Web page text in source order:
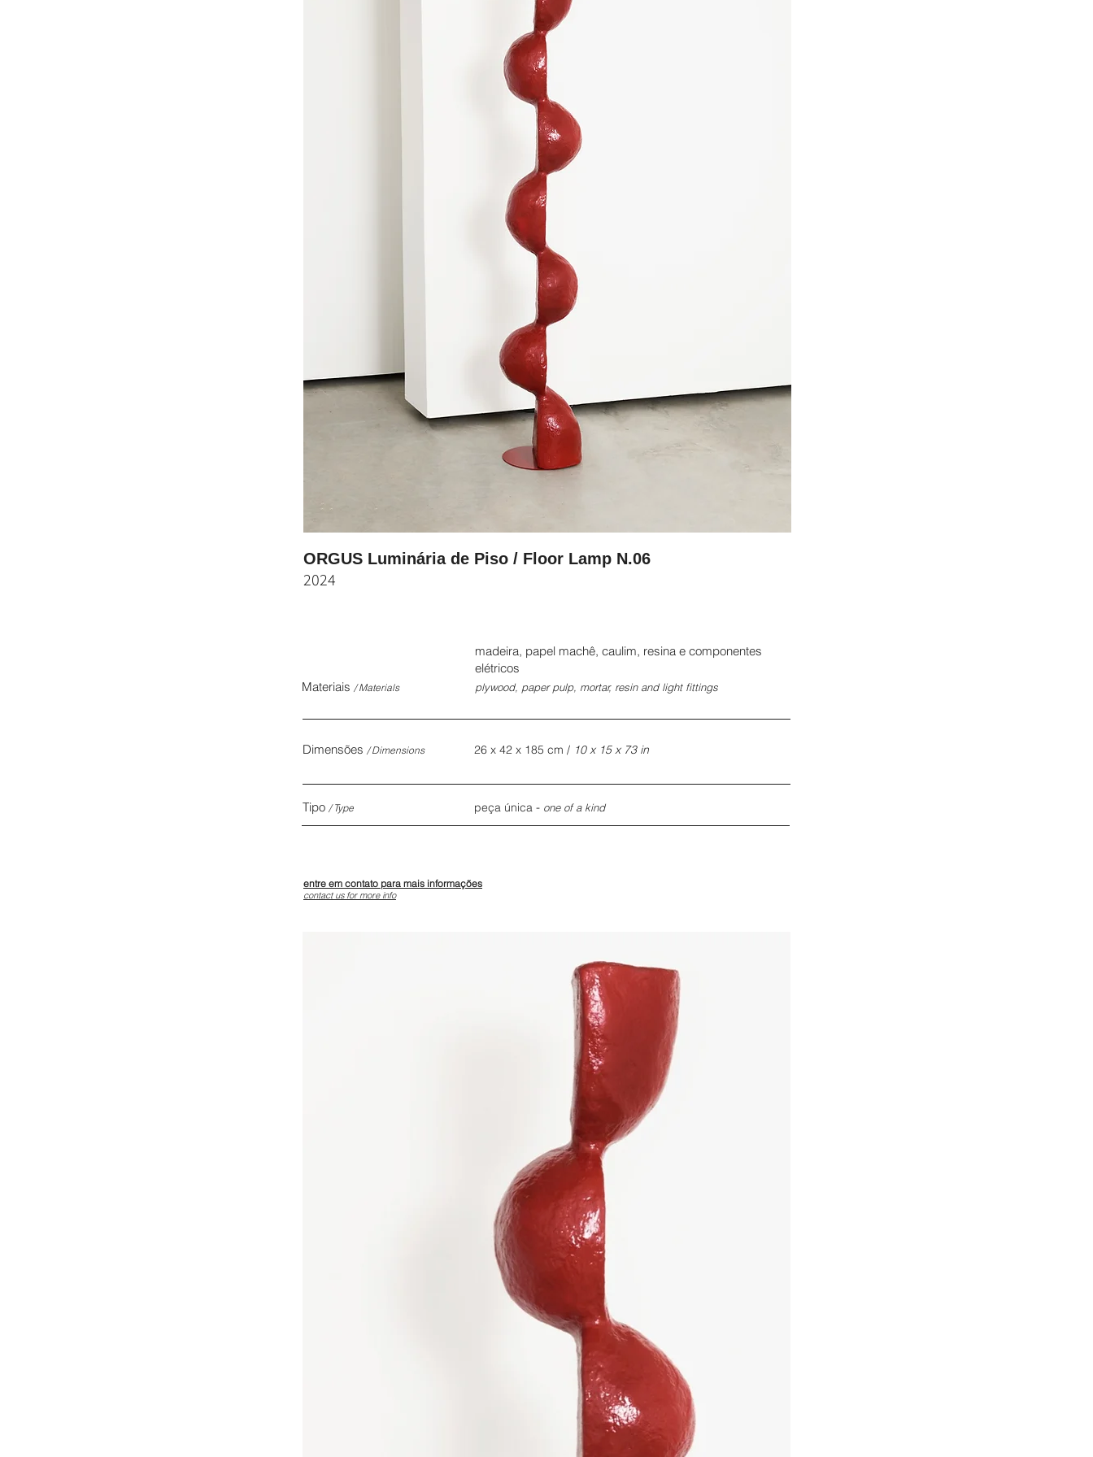
ORGUS Luminária de Piso / Floor Lamp N.06
2024
Materiais / Materials
madeira, papel machê, caulim, resina e componentes
elétricos
plywood, paper pulp, mortar, resin and light fittings
Dimensões / Dimensions 26 x 42 x 185 cm / 10 x 15 x 73 in
Tipo /Type peça única - one of a kind
entre em contato para mais informações
contact us for more info